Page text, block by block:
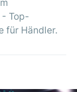
Top-
für Händler.